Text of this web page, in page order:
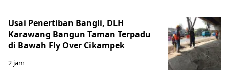
Usai Penertiban Bangli, DLH
Karawang Bangun Taman Terpadu
di Bawah Fly Over Cikampek
2 jam